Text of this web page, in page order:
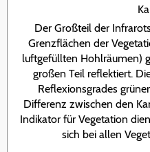
Der Großteil der
Grenzflächen der
luftgefüllten Hohlräumen)
großen Teil reflektiert.
Reflexionsgrades
Differenz zwischen den
Indikator für Vegetation
sich bei allen